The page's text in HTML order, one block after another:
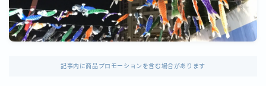
記事内に商品プロモーションを含む場合があります